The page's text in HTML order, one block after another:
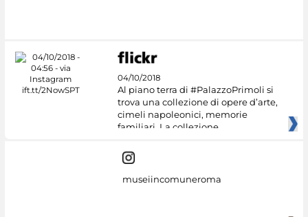
04/10/2018
Al piano terra di #PalazzoPrimoli si
trova una collezione di opere d’arte,
cimeli napoleonici, memorie
familiari. La collezione
museiincomuneroma